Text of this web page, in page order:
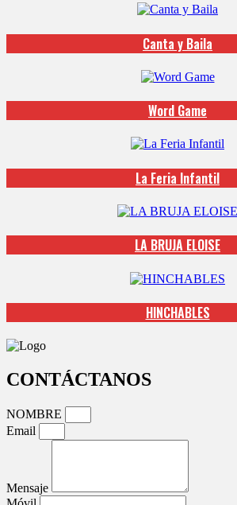
Canta y Baila
Word Game
La Feria Infantil
LA BRUJA ELOISE
HINCHABLES
CONTÁCTANOS
NOMBRE
Email
Mensaje